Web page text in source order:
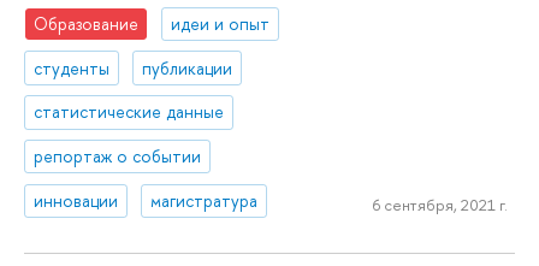
Образование
идеи и опыт
студенты
публикации
статистические данные
репортаж о событии
инновации
магистратура 6 сентября, 2021 г.